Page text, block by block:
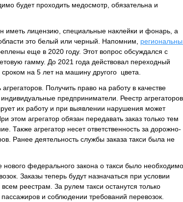
будет проходить медосмотр, обязательна и
иметь лицензию, специальные наклейки и фонарь, а
это белый или черный. Напомним,
еще в 2020 году. Этот вопрос обсуждался с
гамму. До 2021 года действовал переходный
на 5 лет на машину другого цвета.
Получить право на работу в качестве
предприниматели. Реестр агрегаторов
их работу и при выявлении нарушения может
этом агрегатор обязан передавать заказ только тем
Также агрегатор несет ответственность за дорожно-
Ранее деятельность службы заказа такси была не
федерального закона о такси было необходимо
Заказы теперь будут назначаться при условии
реестрам. За рулем такси останутся только
и соблюдении требований перевозок.